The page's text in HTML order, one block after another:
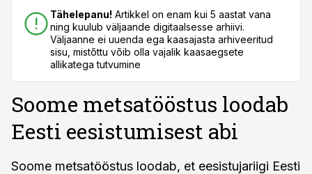
Tähelepanu! Artikkel on enam kui 5 aastat vana
ning kuulub väljaande digitaalsesse arhiivi.
Väljaanne ei uuenda ega kaasajasta arhiveeritud
sisu, mistõttu võib olla vajalik kaasaegsete
allikatega tutvumine
Soome metsatööstus loodab
Eesti eesistumisest abi
Soome metsatööstus loodab, et eesistujariigi Eesti